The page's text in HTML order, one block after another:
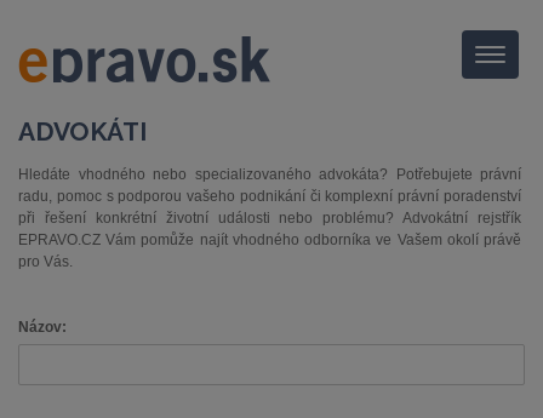
Menu
ADVOKÁTI
Hledáte vhodného nebo specializovaného advokáta? Potřebujete právní
radu, pomoc s podporou vašeho podnikání či komplexní právní poradenství
při řešení konkrétní životní události nebo problému? Advokátní rejstřík
EPRAVO.CZ Vám pomůže najít vhodného odborníka ve Vašem okolí právě
pro Vás.
Názov: